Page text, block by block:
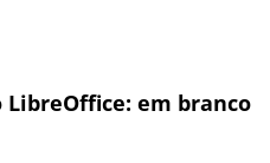
em branco